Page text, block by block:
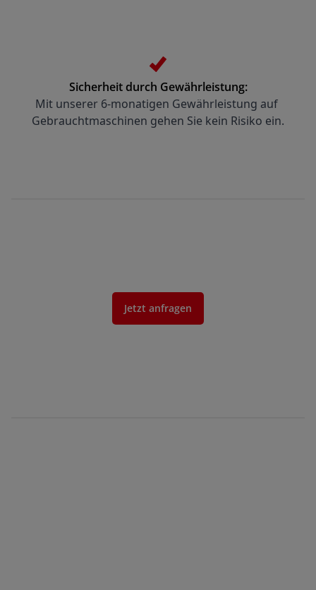
Sicherheit durch Gewährleistung:
Mit unserer 6-monatigen Gewährleistung auf
Gebrauchtmaschinen gehen Sie kein Risiko ein.
Jetzt anfragen